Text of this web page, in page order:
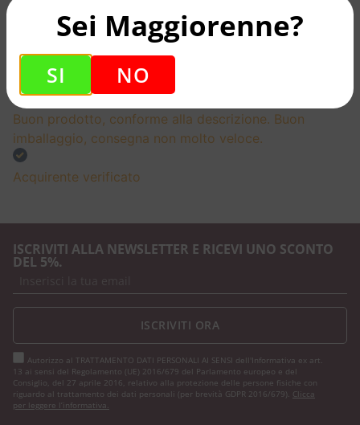
Acquirente verificato
18 Giugno 2026
Buon prodotto, conforme alla descrizione. Buon
imballaggio, consegna non molto veloce.
Acquirente verificato
ISCRIVITI ALLA NEWSLETTER E RICEVI UNO SCONTO
DEL 5%.
Autorizzo al TRATTAMENTO DATI PERSONALI AI SENSI dell'Informativa ex art.
13 ai sensi del Regolamento (UE) 2016/679 del Parlamento europeo e del
Consiglio, del 27 aprile 2016, relativo alla protezione delle persone fisiche con
riguardo al trattamento dei dati personali (per brevità GDPR 2016/679). Clicca
per leggere l’informativa.
ISCRIVITI ORA
Sei Maggiorenne?
SI NO